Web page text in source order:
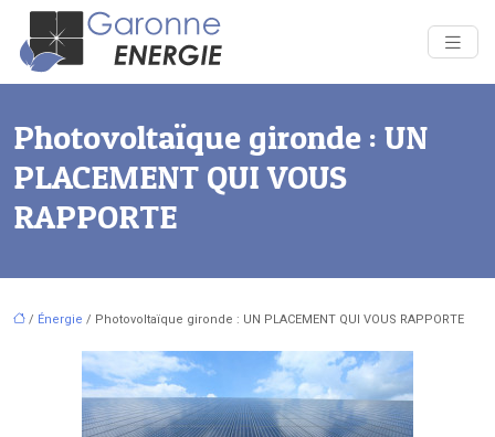
Photovoltaïque gironde : UN
PLACEMENT QUI VOUS
RAPPORTE
/ Énergie / Photovoltaïque gironde : UN PLACEMENT QUI VOUS RAPPORTE